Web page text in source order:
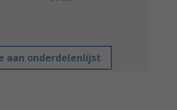
aan onderdelenlijst